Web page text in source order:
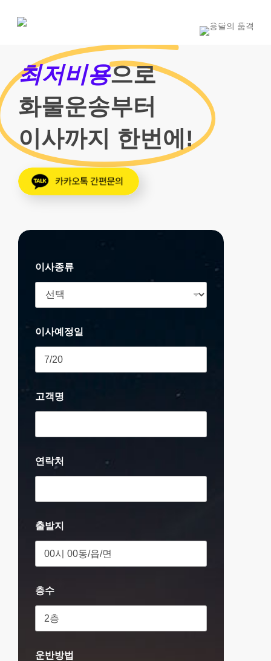
1800-7455
최저비용으로
화물운송부터
이사까지 한번에!
이사종류
이사예정일
고객명
연락처
출발지
층수
운반방법